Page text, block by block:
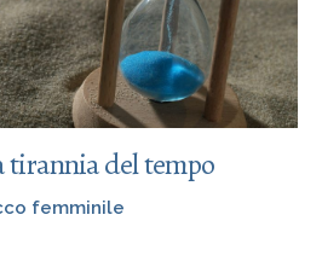
tirannia del tempo
femminile